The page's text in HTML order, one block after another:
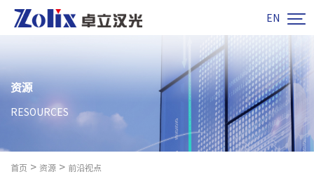
EN 
资源
RESOURCES
首页 > 资源 > 前沿视点